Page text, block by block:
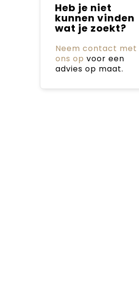
Heb je niet
kunnen vinden
wat je zoekt?
Neem contact met
ons op voor een
advies op maat.